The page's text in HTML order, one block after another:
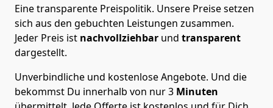
Eine transparente Preispolitik. Unsere Preise setzen
sich aus den gebuchten Leistungen zusammen.
Jeder Preis ist nachvollziehbar und transparent
dargestellt.
Unverbindliche und kostenlose Angebote. Und die
bekommst Du innerhalb von nur3 Minuten